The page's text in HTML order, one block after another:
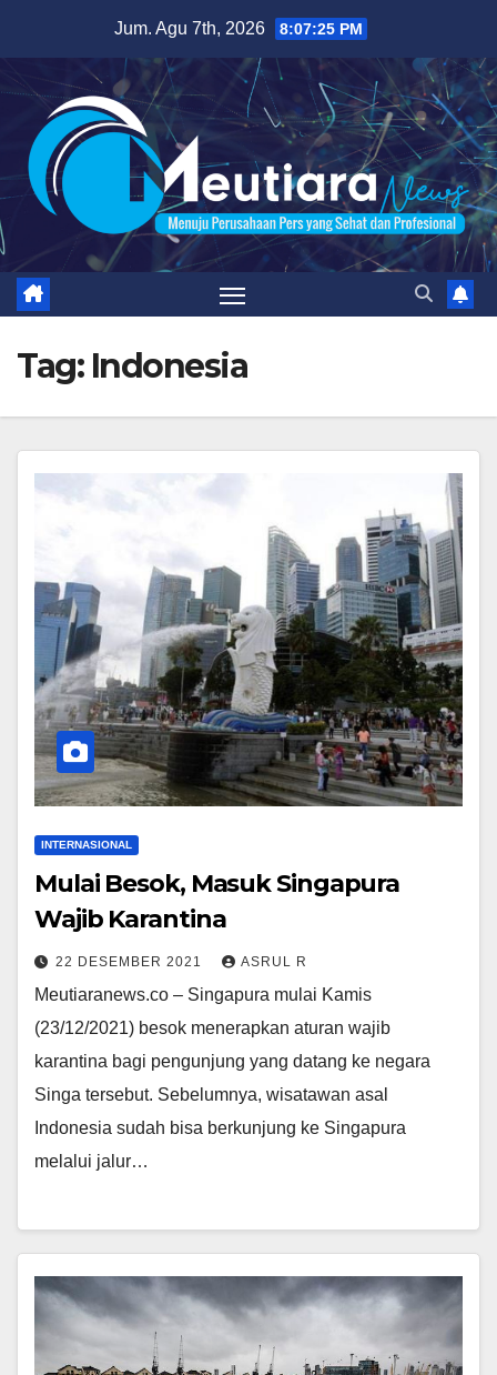
content
Jum. Agu 7th, 2026 8:07:27 PM
Tag: Indonesia
INTERNASIONAL
Mulai Besok, Masuk Singapura
Wajib Karantina
22 DESEMBER 2021 ASRUL R
Meutiaranews.co – Singapura mulai Kamis
(23/12/2021) besok menerapkan aturan wajib
karantina bagi pengunjung yang datang ke negara
Singa tersebut. Sebelumnya, wisatawan asal
Indonesia sudah bisa berkunjung ke Singapura
melalui jalur…